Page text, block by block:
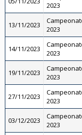
2023
13/11/2023
2023
14/11/2023
2023
19/11/2023
2023
27/11/2023
2023
03/12/2023
2023